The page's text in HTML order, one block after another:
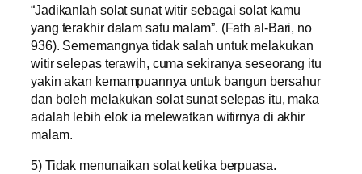
“Jadikanlah solat sunat witir sebagai solat kamu
yang terakhir dalam satu malam”. (Fath al-Bari, no
936). Sememangnya tidak salah untuk melakukan
witir selepas terawih, cuma sekiranya seseorang itu
yakin akan kemampuannya untuk bangun bersahur
dan boleh melakukan solat sunat selepas itu, maka
adalah lebih elok ia melewatkan witirnya di akhir
malam.
5) Tidak menunaikan solat ketika berpuasa.